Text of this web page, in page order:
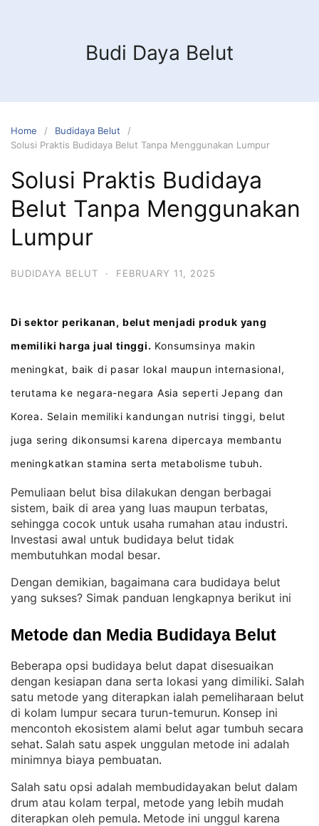
Budi Daya Belut
Home
Budidaya Belut
Solusi Praktis Budidaya Belut Tanpa Menggunakan Lumpur
Solusi Praktis Budidaya
Belut Tanpa Menggunakan
Lumpur
BUDIDAYA BELUT · FEBRUARY 11, 2025
Di sektor perikanan, belut menjadi produk yang
memiliki harga jual tinggi. Konsumsinya makin
meningkat, baik di pasar lokal maupun internasional,
terutama ke negara-negara Asia seperti Jepang dan
Korea. Selain memiliki kandungan nutrisi tinggi, belut
juga sering dikonsumsi karena dipercaya membantu
meningkatkan stamina serta metabolisme tubuh.
Pemuliaan belut bisa dilakukan dengan berbagai
sistem, baik di area yang luas maupun terbatas,
sehingga cocok untuk usaha rumahan atau industri
Investasi awal untuk budidaya belut tidak
membutuhkan modal besar.
Dengan demikian, bagaimana cara budidaya belut
yang sukses? Simak panduan lengkapnya berikut ini
Metode dan Media Budidaya Belut
Beberapa opsi budidaya belut dapat disesuaikan
dengan kesiapan dana serta lokasi yang dimiliki. Salah
satu metode yang diterapkan ialah pemeliharaan belut
di kolam lumpur secara turun-temurun. Konsep ini
mencontoh ekosistem alami belut agar tumbuh secara
sehat. Salah satu aspek unggulan metode ini adalah
minimnya biaya pembuatan.
Salah satu opsi adalah membudidayakan belut dalam
drum atau kolam terpal, metode yang lebih mudah
diterapkan oleh pemula. Metode ini unggul karena